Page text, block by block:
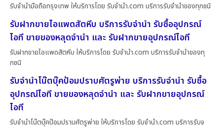
รับจำนำมือถือกรุงเทพ ให้บริการโดย รับจํานํา.com บริการรับจำนำของทุกชนิ
รับฝากขายไอแพดสัตหีบ บริการรับจำนำ รับซื้ออุปกรณ์
ไอที ขายของหลุดจำนำ และ รับฝากขายอุปกรณ์ไอที
รับฝากขายไอแพดสัตหีบ ให้บริการโดย รับจํานํา.com บริการรับจำนำของทุ
กชนิ
รับจำนำโน๊ตบุ๊คป้อมปราบศัตรูพ่าย บริการรับจำนำ รับซื้อ
อุปกรณ์ไอที ขายของหลุดจำนำ และ รับฝากขายอุปกรณ์
ไอที
รับจำนำโน๊ตบุ๊คป้อมปราบศัตรูพ่าย ให้บริการโดย รับจํานํา.com บริการรับจ